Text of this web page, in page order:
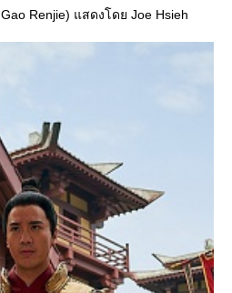
Renjie) แสดงโดย Joe Hsieh